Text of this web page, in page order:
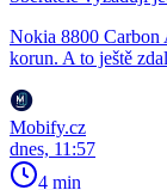
Nokia 8800 Carbon
korun. A to ještě
Mobify.cz
dnes, 11:57
4 min